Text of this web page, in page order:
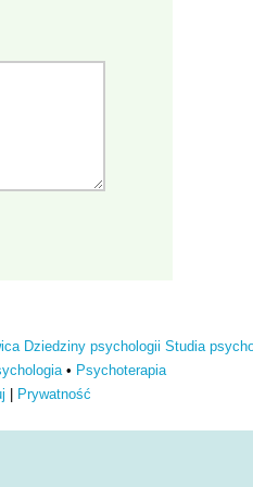
Dziedziny psychologii Studia
• Psychoterapia
Prywatność